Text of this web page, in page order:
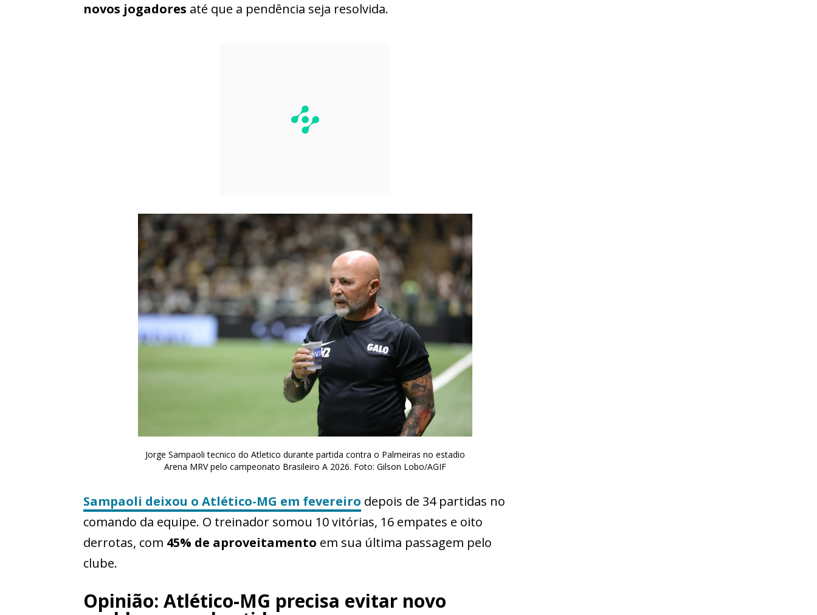
novos jogadores até que a pendência seja resolvida.
Jorge Sampaoli tecnico do Atletico durante partida contra o Palmeiras no estadio
Arena MRV pelo campeonato Brasileiro A 2026. Foto: Gilson Lobo/AGIF
Sampaoli deixou o Atlético-MG em fevereiro depois de 34 partidas no
comando da equipe. O treinador somou 10 vitórias, 16 empates e oito
derrotas, com 45% de aproveitamento em sua última passagem pelo
clube.
Opinião: Atlético-MG precisa evitar novo